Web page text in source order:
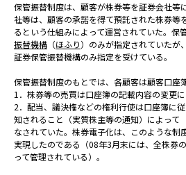
保管振替制度は、顧客が株券等を証券会社等
社等は、顧客の承諾を得て預託された株券等
るという仕組みによって運営されていた。保
振替機構 （ほふり）のみが指定されていたが
証券保管振替機構のみ指定を受けている。
保管振替制度のもとでは、各顧客は顧客口座
1．株券等の売買は口座簿の記載内容の変更
2．配当、議決権などの権利行使は口座簿に
知されること（実質株主等の通知）によって
なされていた。株券電子化は、このような制
実現したのである（08年3月末には、全株券
って管理されている）。